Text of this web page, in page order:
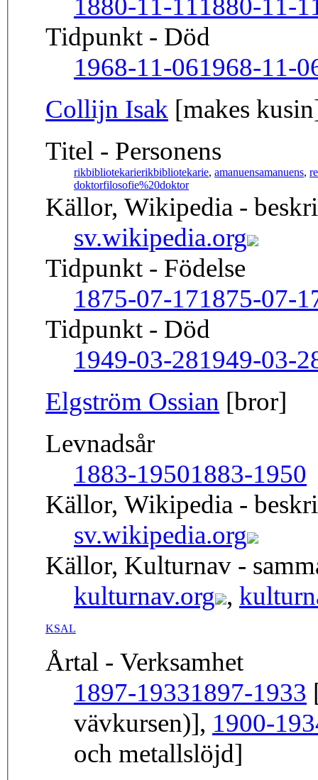
1880-11-111880-11-
Tidpunkt - Död
1968-11-061968-11-
Collijn Isak [makes
Titel - Personens
rikbibliotekarierikbibliotekarie, amanuensamanuens,
doktorfilosofie%20doktor
Källor, Wikipedia -
sv.wikipedia.org
Tidpunkt - Födelse
1875-07-171875-07-
Tidpunkt - Död
1949-03-281949-03-
Elgström Ossian [bror]
Levnadsår
1883-19501883-1950
Källor, Wikipedia -
sv.wikipedia.org
Källor, Kulturnav -
kulturnav.org ,
KSAL
Årtal - Verksamhet
1897-19331897-1933
vävkursen)], 1900-
och metallslöjd]